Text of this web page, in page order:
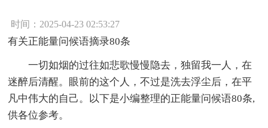
时间：2025-04-23 02:53:27
有关正能量问候语摘录80条
一切如烟的过往如悲歌慢慢隐去，独留我一人，在
迷醉后清醒。眼前的这个人，不过是洗去浮尘后，在平
凡中伟大的自己。以下是小编整理的正能量问候语80条,
供各位参考。